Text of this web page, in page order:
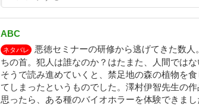
ABC
ネタバレ
悪徳セミナーの研修から逃げてきた数
ちの首。犯人は誰なのか？はたまた、人間では
そうで読み進めていくと、禁足地の森の植物を
てしまったというものでした。澤村伊智先生の
思ったら、ある種のバイオホラーを体験できま